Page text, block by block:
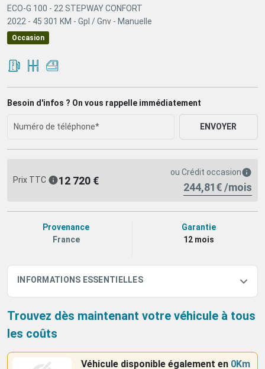
ECO-G 100 - 22 STEPWAY CONFORT
2022 - 45 301 KM - Gpl / Gnv - Manuelle
Occasion
Besoin d'infos ? On vous rappelle immédiatement
ENVOYER
Prix TTC 12 720 €
ou Crédit occasion
244,81€ /mois
Provenance
France
Garantie
12 mois
INFORMATIONS ESSENTIELLES
Trouvez dès maintenant votre véhicule à tous
les coûts
Véhicule disponible également en 0Km